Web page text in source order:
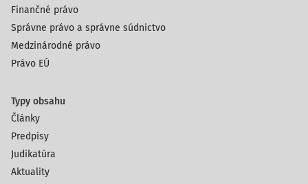
Finančné právo
Správne právo a správne súdnictvo
Medzinárodné právo
Právo EÚ
Typy obsahu
Články
Predpisy
Judikatúra
Aktuality